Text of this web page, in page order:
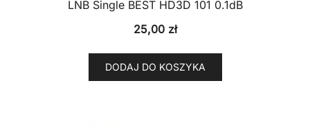
LNB Single BEST HD3D 101 0.1dB
25,00 zł
DODAJ DO KOSZYKA